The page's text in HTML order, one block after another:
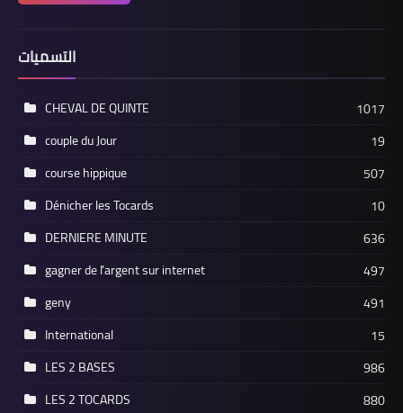
التسميات
CHEVAL DE QUINTE
1017
couple du Jour
19
course hippique
507
Dénicher les Tocards
10
DERNIERE MINUTE
636
gagner de l'argent sur internet
497
geny
491
International
15
LES 2 BASES
986
LES 2 TOCARDS
880